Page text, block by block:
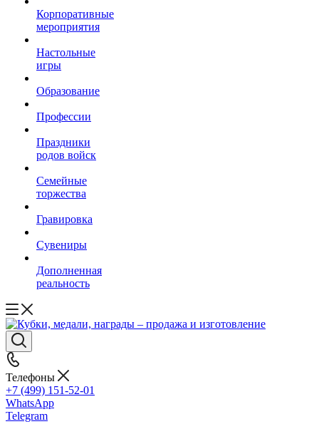
Корпоративные
мероприятия
Настольные
игры
Образование
Профессии
Праздники
родов войск
Семейные
торжества
Гравировка
Сувениры
Дополненная
реальность
Телефоны
+7 (499) 151-52-01
WhatsApp
Telegram